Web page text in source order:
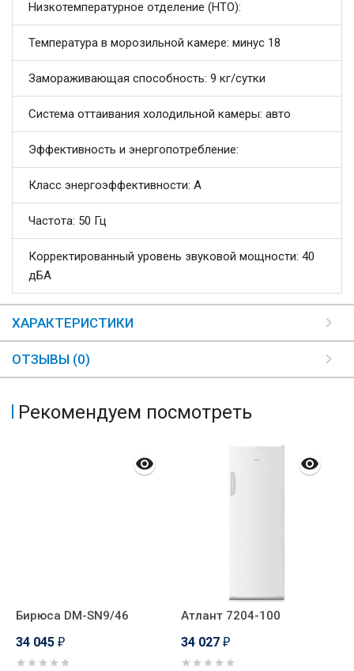
Низкотемпературное отделение (НТО):
Температура в морозильной камере: минус 18
Замораживающая способность: 9 кг/сутки
Система оттаивания холодильной камеры: авто
Эффективность и энергопотребление:
Класс энергоэффективности: А
Частота: 50 Гц
Корректированный уровень звуковой мощности: 40
дБA
ХАРАКТЕРИСТИКИ
ОТЗЫВЫ (0)
Рекомендуем посмотреть
Бирюса DM-SN9/46
34 045 ₽
Атлант 7204-100
34 027 ₽